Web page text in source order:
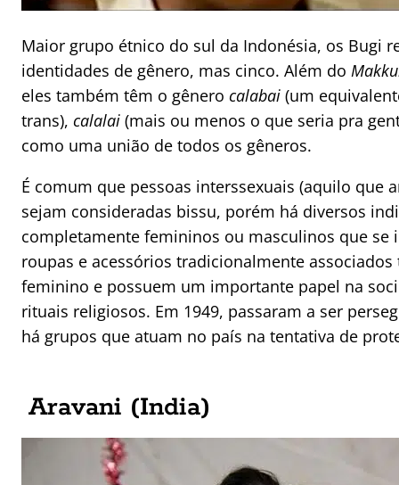
Maior grupo étnico do sul da Indonésia, os Bugi
identidades de gênero, mas cinco. Além do
eles também têm o gênero calabai (um
trans), calalai (mais ou menos o que seria pra
como uma união de todos os gêneros.
É comum que pessoas interssexuais (aquilo que
sejam consideradas bissu, porém há diversos
completamente femininos ou masculinos que se
roupas e acessórios tradicionalmente
feminino e possuem um importante papel na
rituais religiosos. Em 1949, passaram a ser
há grupos que atuam no país na tentativa de
Aravani (India)